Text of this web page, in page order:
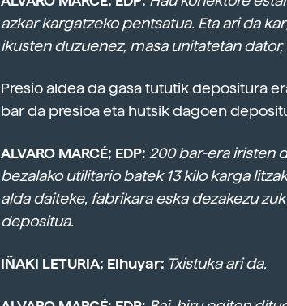
azkar kargatzeko pentsatua. Eta ari da
ikusten duzuenez, masa unitatetan
Presio aldea da gasa tututik depositura
bar da presioa eta hutsik dagoen
ALVARO MARCÉ; EDP: 200 bar-era iristen
bezalako utilitario batek 13 kilo karga
alda daiteke, fabrikara eska dezakezu
depositua.
IÑAKI LETURIA; Elhuyar: Txistuka ari da.